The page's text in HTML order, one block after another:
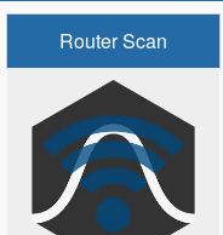
Router Scan